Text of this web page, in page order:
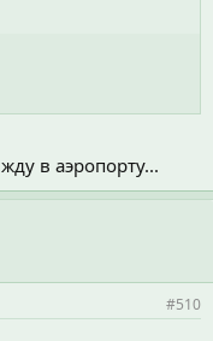
в аэропорту...
#510